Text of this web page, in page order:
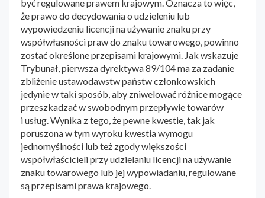
być regulowane prawem krajowym. Oznacza to więc,
że prawo do decydowania o udzieleniu lub
wypowiedzeniu licencji na używanie znaku przy
współwłasności praw do znaku towarowego, powinno
zostać określone przepisami krajowymi. Jak wskazuje
Trybunał, pierwsza dyrektywa 89/104 ma za zadanie
zbliżenie ustawodawstw państw członkowskich
jedynie w taki sposób, aby zniwelować różnice mogące
przeszkadzać w swobodnym przepływie towarów
i usług. Wynika z tego, że pewne kwestie, tak jak
poruszona w tym wyroku kwestia wymogu
jednomyślności lub też zgody większości
współwłaścicieli przy udzielaniu licencji na używanie
znaku towarowego lub jej wypowiadaniu, regulowane
są przepisami prawa krajowego.